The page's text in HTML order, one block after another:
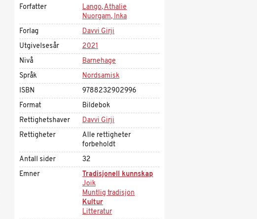
Forfatter
Lango, Athalie
Nuorgam, Inka
Forlag
Davvi Girji
Utgivelsesår
2021
Nivå
Barnehage
Språk
Nordsamisk
ISBN
9788232902996
Format
Bildebok
Rettighetshaver
Davvi Girji
Rettigheter
Alle rettigheter
forbeholdt
Antall sider
32
Emner
Tradisjonell kunnskap
Joik
Muntlig tradisjon
Kultur
Litteratur